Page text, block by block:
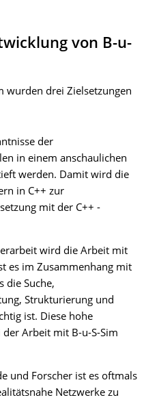
von B-u-
wurden drei Zielsetzungen
der
in einem anschaulichen
werden. Damit wird die
in C++ zur
mit der C++ -
wird die Arbeit mit
es im Zusammenhang mit
die Suche,
Strukturierung und
ist. Diese hohe
Arbeit mit B-u-S-Sim
und Forscher ist es oftmals
Netzwerke zu